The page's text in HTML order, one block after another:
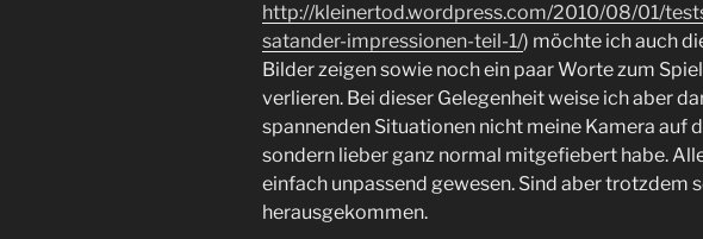
http://kleinertod.wordpress.com/2010/08/01/
satander-impressionen-teil-1/) möchte ich auch
Bilder zeigen sowie noch ein paar Worte zum
verlieren. Bei dieser Gelegenheit weise ich aber
spannenden Situationen nicht meine Kamera auf
sondern lieber ganz normal mitgefiebert habe.
einfach unpassend gewesen. Sind aber trotzdem
herausgekommen.